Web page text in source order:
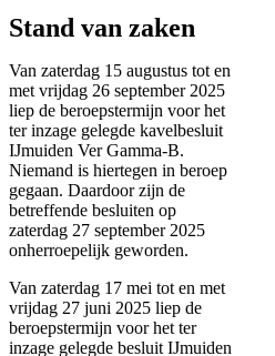
Stand van zaken
Van zaterdag 15 augustus tot en
met vrijdag 26 september 2025
liep de beroepstermijn voor het
ter inzage gelegde kavelbesluit
IJmuiden Ver Gamma-B.
Niemand is hiertegen in beroep
gegaan. Daardoor zijn de
betreffende besluiten op
zaterdag 27 september 2025
onherroepelijk geworden.
Van zaterdag 17 mei tot en met
vrijdag 27 juni 2025 liep de
beroepstermijn voor het ter
inzage gelegde besluit IJmuiden